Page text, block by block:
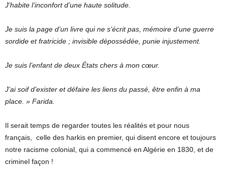
J’habite l’inconfort d’une haute solitude.
Je suis la page d’un livre qui ne s’écrit pas, mémoire d’une guerre
sordide et fratricide ; invisible dépossédée, punie injustement.
Je suis l’enfant de deux États chers à mon cœur.
J’ai soif d’exister et défaire les liens du passé, être enfin à ma
place. » Farida.
Il serait temps de regarder toutes les réalités et pour nous
français, celle des harkis en premier, qui disent encore et toujours
notre racisme colonial, qui a commencé en Algérie en 1830, et de
criminel façon !